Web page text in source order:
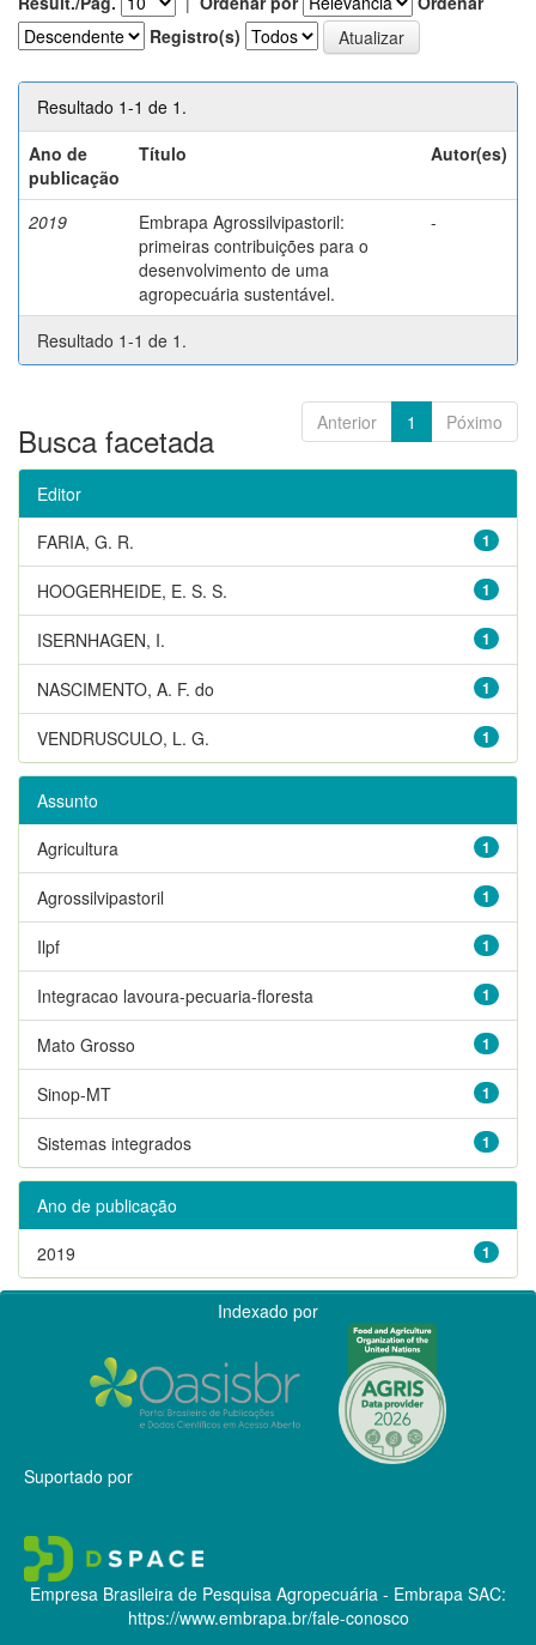
Registro(s)
Resultado 1-1 de 1.
Ano de
publicação
Título Autor(es)
2019
Embrapa Agrossilvipastoril:
primeiras contribuições para o
desenvolvimento de uma
agropecuária sustentável.
-
Resultado 1-1 de 1.
Anterior 1 Póximo
Busca facetada
Editor
1
FARIA, G. R.
1
HOOGERHEIDE, E. S. S.
1
ISERNHAGEN, I.
1
NASCIMENTO, A. F. do
1
VENDRUSCULO, L. G.
Assunto
1
Agricultura
1
Agrossilvipastoril
1
Ilpf
1
Integracao lavoura-pecuaria-floresta
1
Mato Grosso
1
Sinop-MT
1
Sistemas integrados
Ano de publicação
1
2019
Indexado por
Suportado por
Empresa Brasileira de Pesquisa Agropecuária - Embrapa SAC:
https://www.embrapa.br/fale-conosco